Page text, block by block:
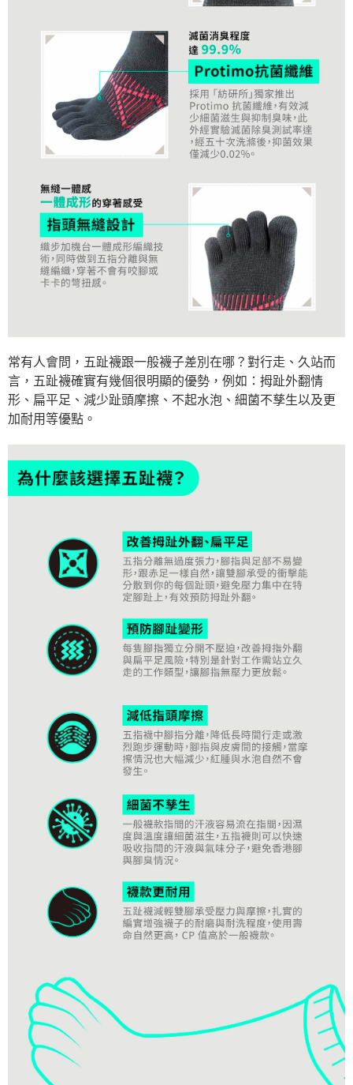
常有人會問，五趾襪跟一般襪子差別在哪？對行走、久站而
言，五趾襪確實有幾個很明顯的優勢，例如：拇趾外翻情
形、扁平足、減少趾頭摩擦、不起水泡、細菌不孳生以及更
加耐用等優點。